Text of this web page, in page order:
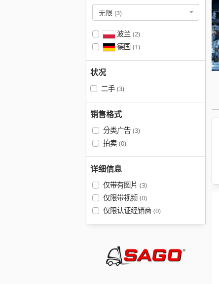
无限 (3)
波兰 (2)
德国 (1)
状况
二手 (3)
销售格式
分类广告 (3)
拍卖 (0)
详细信息
仅带有图片 (3)
仅限带视频 (0)
仅限认证经销商 (0)